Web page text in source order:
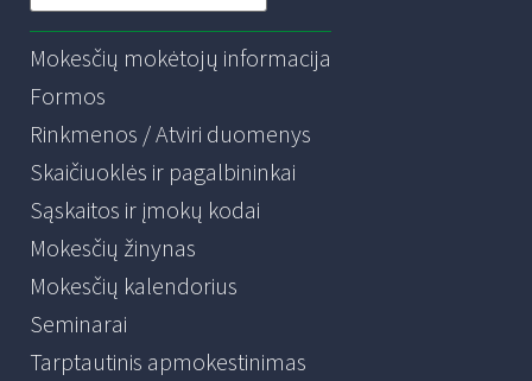
Mokesčių mokėtojų informacija
Formos
Rinkmenos / Atviri duomenys
Skaičiuoklės ir pagalbininkai
Sąskaitos ir įmokų kodai
Mokesčių žinynas
Mokesčių kalendorius
Seminarai
Tarptautinis apmokestinimas